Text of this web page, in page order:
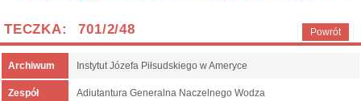
Powrót
TECZKA: 701/2/48
Archiwum Instytut Józefa Piłsudskiego w Ameryce
Zespół Adiutantura Generalna Naczelnego Wodza